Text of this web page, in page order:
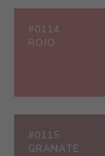
#0114
ROJO
#0115
GRANATE